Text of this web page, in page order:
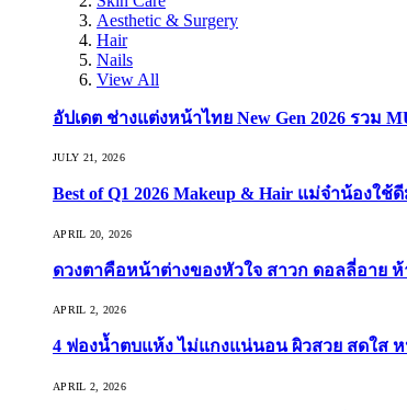
Aesthetic & Surgery
Hair
Nails
View All
อัปเดต ช่างแต่งหน้าไทย New Gen 2026 รวม
JULY 21, 2026
Best of Q1 2026 Makeup & Hair แม่จ๋าน้องใ
APRIL 20, 2026
ดวงตาคือหน้าต่างของหัวใจ สาวก ดอลลี่อาย
APRIL 2, 2026
4 ฟองน้ำตบแห้ง ไม่แกงแน่นอน ผิวสวย สดใส
APRIL 2, 2026